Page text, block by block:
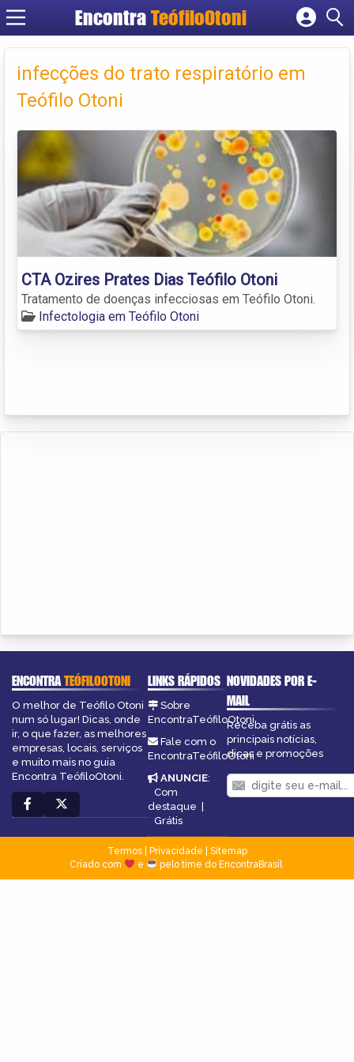
Encontra TeófiloOtoni
Cadastrar empresa
Criar conta
infecções do trato respiratório em
Teófilo Otoni
CTA Ozires Prates Dias Teófilo Otoni
Tratamento de doenças infecciosas em Teófilo Otoni.
Infectologia em Teófilo Otoni
ENCONTRATEÓFILOOTONI
O melhor de Teófilo Otoni
num só lugar! Dicas, onde
ir, o que fazer, as melhores
empresas, locais, serviços
e muito mais no guia
Encontra TeófiloOtoni.
LINKS RÁPIDOS
Sobre
EncontraTeófiloOtoni
Fale com o
EncontraTeófiloOtoni
ANUNCIE:
Com
destaque |
Grátis
NOVIDADES POR E-
MAIL
Receba grátis as
principais notícias,
dicas e promoções
Termos| Privacidade
Sitemap
Criado com
e pelo time do EncontraBrasil